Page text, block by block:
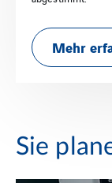
Mehr
Sie